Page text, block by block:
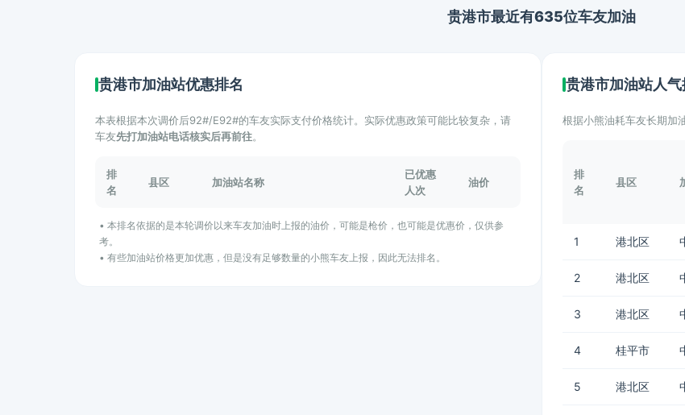
贵港市最近有635位车友加油
贵港市加油站优惠排名
本表根据本次调价后92#/E92#的车友实际支付价格统计。实际优惠政策可能比较复杂，请
车友先打加油站电话核实后再前往。
排
名
县区 加油站名称
已优惠
人次
油价
• 本排名依据的是本轮调价以来车友加油时上报的油价，可能是枪价，也可能是优惠价，仅供参
考。
• 有些加油站价格更加优惠，但是没有足够数量的小熊车友上报，因此无法排名。
贵港市加油站人气
根据小熊油耗车友长期加
排
名
县区
1 港北区
2 港北区
3 港北区
4 桂平市
5 港北区